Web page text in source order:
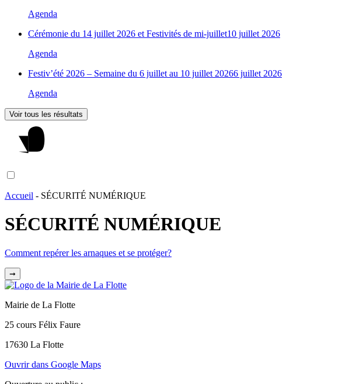
Agenda
Cérémonie du 14 juillet 2026 et Festivités de mi-juillet10 juillet 2026
Agenda
Festiv’été 2026 – Semaine du 6 juillet au 10 juillet 20266 juillet 2026
Agenda
Voir tous les résultats
Accueil - SÉCURITÉ NUMÉRIQUE
SÉCURITÉ NUMÉRIQUE
Comment repérer les arnaques et se protéger?
➞
Mairie de La Flotte
25 cours Félix Faure
17630 La Flotte
Ouvrir dans Google Maps